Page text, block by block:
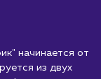
определили
работать